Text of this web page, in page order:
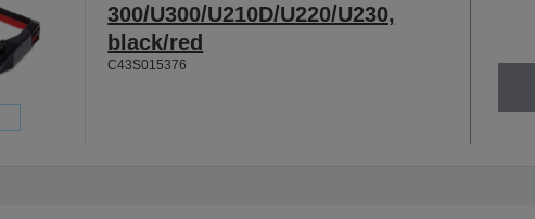
300/U300/U210D/U220/U230,
black/red
C43S015376